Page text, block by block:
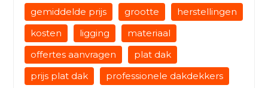
gemiddelde prijs
grootte
herstellingen
kosten
ligging
materiaal
offertes aanvragen
plat dak
prijs plat dak
professionele dakdekkers